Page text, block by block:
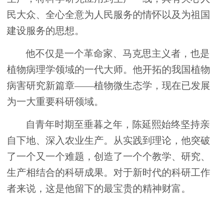
民大众、全心全意为人民服务的情怀以及为祖国
建设服务的思想。
他不仅是一个革命家、马克思主义者，也是
植物病理学领域的一代大师。他开拓的我国植物
病害研究新篇章——植物微生态学，现在已发展
为一大重要科研领域。
自青年时期至垂暮之年，陈延熙始终坚持亲
自下地、深入农业生产。从实践到理论，他突破
了一个又一个难题，创造了一个个教学、研究、
生产相结合的科研成果。对于新时代的科研工作
者来说，这是他留下的最宝贵的精神财富。